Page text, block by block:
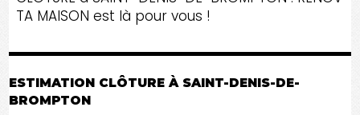
TA MAISON est là pour vous !
ESTIMATION CLÔTURE À SAINT-DENIS-DE-
BROMPTON